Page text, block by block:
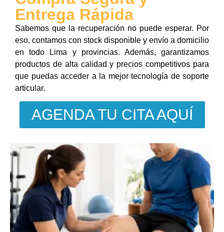
Entrega Rápida
Sabemos que la recuperación no puede esperar. Por
eso, contamos con stock disponible y envío a domicilio
en todo Lima y provincias. Además, garantizamos
productos de alta calidad y precios competitivos para
que puedas acceder a la mejor tecnología de soporte
articular.
AGENDA TU CITA AQUÍ